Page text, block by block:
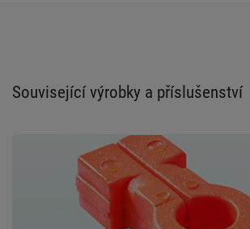
Související výrobky a příslušenství